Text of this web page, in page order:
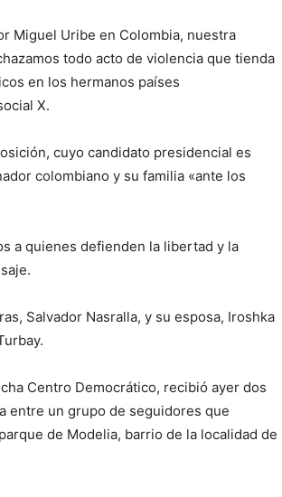
Miguel Uribe en Colombia, nuestra
todo acto de violencia que tienda
en los hermanos países
X.
cuyo candidato presidencial es
colombiano y su familia «ante los
a quienes defienden la libertad y la
Salvador Nasralla, y su esposa, Iroshka
Centro Democrático, recibió ayer dos
entre un grupo de seguidores que
de Modelia, barrio de la localidad de